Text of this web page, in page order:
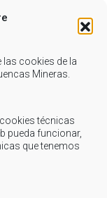
cookies de la
Mineras.
técnicas
pueda funcionar,
que tenemos
de Sanidad
Los Presidentes